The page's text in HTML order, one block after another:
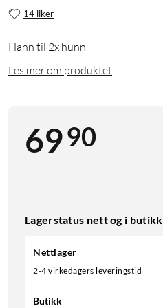
14 liker
Hann til 2x hunn
Les mer om produktet
6990
Lagerstatus nett og i butikk
Nettlager
2-4 virkedagers leveringstid
Butikk